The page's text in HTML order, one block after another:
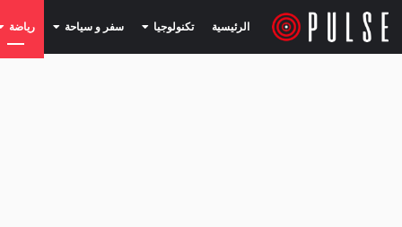
الرئيسية تكنولوجيا (current) سفر و سياحة (current) رياضة